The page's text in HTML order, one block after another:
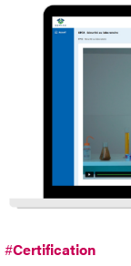
#Certification